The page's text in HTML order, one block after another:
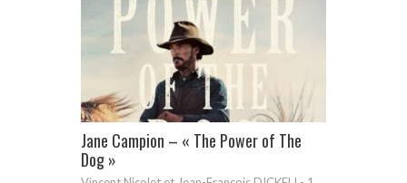
Jane Campion – « The Power of The
Dog »